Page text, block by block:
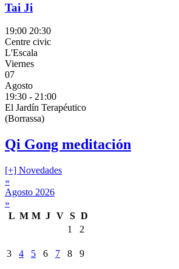
Tai Ji
19:00 20:30
Centre civic
L'Escala
Viernes
07
Agosto
19:30 - 21:00
El Jardín Terapéutico
(Borrassa)
Qi Gong meditación
[+] Novedades
«
Agosto 2026
»
L M M J V S D
1
2
3 4 5 6 7 8 9